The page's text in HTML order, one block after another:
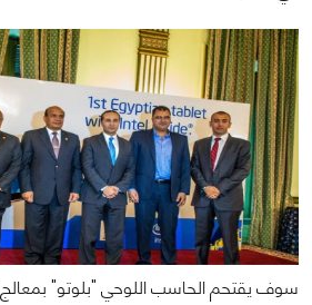
سوف يقتحم الحاسب اللوحي "بلوتو"